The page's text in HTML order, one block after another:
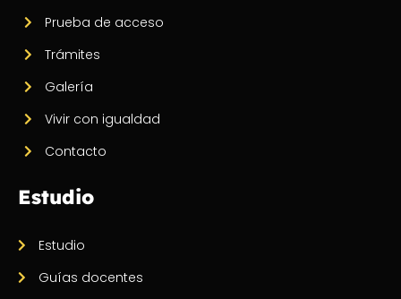
Prueba de acceso
Trámites
Galería
Vivir con igualdad
Contacto
Estudio
Estudio
Guías docentes